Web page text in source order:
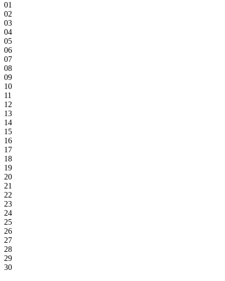
01
02
03
04
05
06
07
08
09
10
11
12
13
14
15
16
17
18
19
20
21
22
23
24
25
26
27
28
29
30